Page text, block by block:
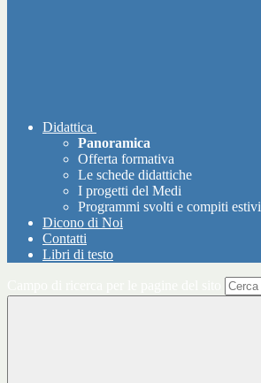
Didattica
Panoramica
Offerta formativa
Le schede didattiche
I progetti del Medi
Programmi svolti e compiti estivi
Dicono di Noi
Contatti
Libri di testo